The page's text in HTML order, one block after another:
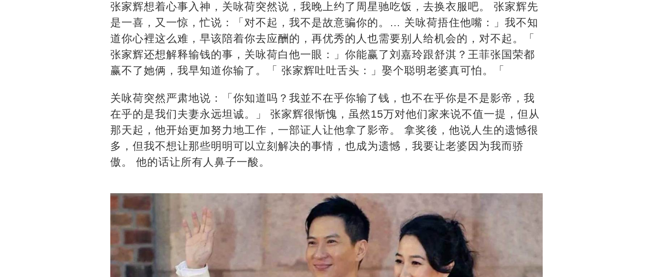
张家辉想着心事入神，关咏荷突然说，我晚上约了周星驰吃饭，去换衣服吧。 张家辉先
是一喜，又一惊，忙说：「对不起，我不是故意骗你的。… 关咏荷捂住他嘴：」我不知
道你心裡这么难，早该陪着你去应酬的，再优秀的人也需要别人给机会的，对不起。「
张家辉还想解释输钱的事，关咏荷白他一眼：」你能赢了刘嘉玲跟舒淇？王菲张国荣都
赢不了她俩，我早知道你输了。「 张家辉吐吐舌头：」娶个聪明老婆真可怕。「
关咏荷突然严肃地说：「你知道吗？我並不在乎你输了钱，也不在乎你是不是影帝，我
在乎的是我们夫妻永远坦诚。」 张家辉很惭愧，虽然15万对他们家来说不值一提，但从
那天起，他开始更加努力地工作，一部证人让他拿了影帝。 拿奖後，他说人生的遗憾很
多，但我不想让那些明明可以立刻解决的事情，也成为遗憾，我要让老婆因为我而骄
傲。 他的话让所有人鼻子一酸。